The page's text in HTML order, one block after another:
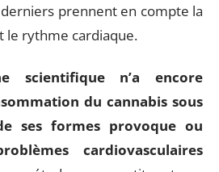
prennent en compte la
le rythme cardiaque.
scientifique n’a encore
du cannabis sous
ses formes provoque ou
cardiovasculaires